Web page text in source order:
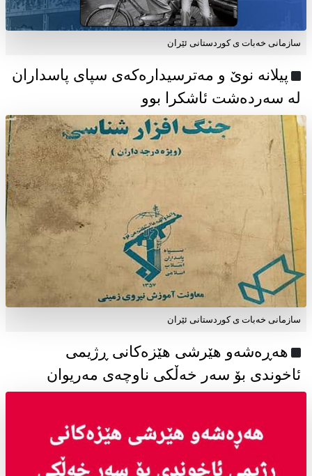
سازمانی خەبات ی كوردستانی ئێران
پیلانە نوێ و مەترسیدارەکەی سپای پاسداران
لە سەردەشت ئاشکرا بوو
سازمانی خەبات ی كوردستانی ئێران
هەڕەشەو هێرشی هێزەکانی ڕژیمی
ئاخوندی بۆ سەر خەڵکی ناوچەی مەریوان